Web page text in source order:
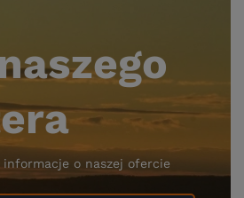
o naszej ofercie